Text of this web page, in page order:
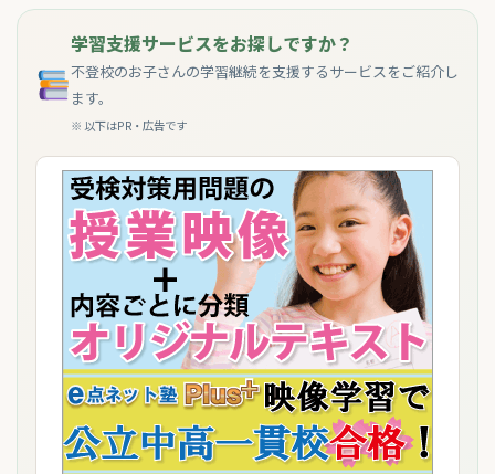
学習支援サービスをお探しですか？
不登校のお子さんの学習継続を支援するサービスをご紹介し
ます。
※ 以下はPR・広告です